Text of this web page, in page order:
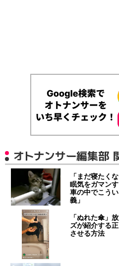
オトナンサー編集部
「まだ寝たく
眠気をガマン
車の中でこう
義」
「ぬれた傘」
ズが紹介する
させる方法